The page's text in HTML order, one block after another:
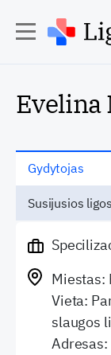
Evelina
Gydytojas
Susijusios ligos
Miestas:
Vieta:
slaugos
Adresas: